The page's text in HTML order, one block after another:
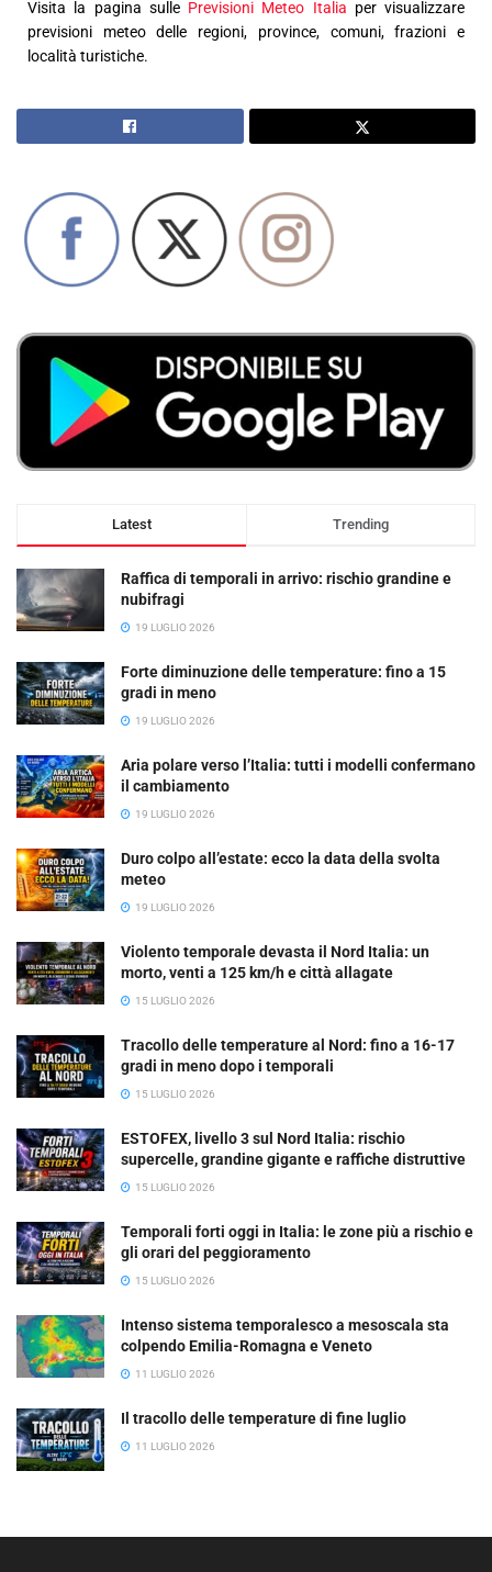
Visita la pagina sulle Previsioni Meteo Italia per visualizzare
previsioni meteo delle regioni, province, comuni, frazioni e
località turistiche.
Latest Trending
Raffica di temporali in arrivo: rischio grandine e
nubifragi
19 LUGLIO 2026
Forte diminuzione delle temperature: fino a 15
gradi in meno
19 LUGLIO 2026
Aria polare verso l’Italia: tutti i modelli confermano
il cambiamento
19 LUGLIO 2026
Duro colpo all’estate: ecco la data della svolta
meteo
19 LUGLIO 2026
Violento temporale devasta il Nord Italia: un
morto, venti a 125 km/h e città allagate
15 LUGLIO 2026
Tracollo delle temperature al Nord: fino a 16-17
gradi in meno dopo i temporali
15 LUGLIO 2026
ESTOFEX, livello 3 sul Nord Italia: rischio
supercelle, grandine gigante e raffiche distruttive
15 LUGLIO 2026
Temporali forti oggi in Italia: le zone più a rischio e
gli orari del peggioramento
15 LUGLIO 2026
Intenso sistema temporalesco a mesoscala sta
colpendo Emilia-Romagna e Veneto
11 LUGLIO 2026
Il tracollo delle temperature di fine luglio
11 LUGLIO 2026